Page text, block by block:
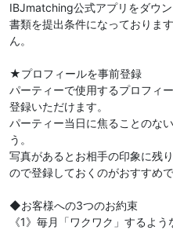
IBJmatching公式アプリをダウ
書類を提出条件になっておりま
ん。
★プロフィールを事前登録
パーティーで使用するプロフィ
登録いただけます。
パーティー当日に焦ることのな
う。
写真があるとお相手の印象に残
ので登録しておくのがおすすめで
◆お客様への3つのお約束
《1》毎月「ワクワク」するよ